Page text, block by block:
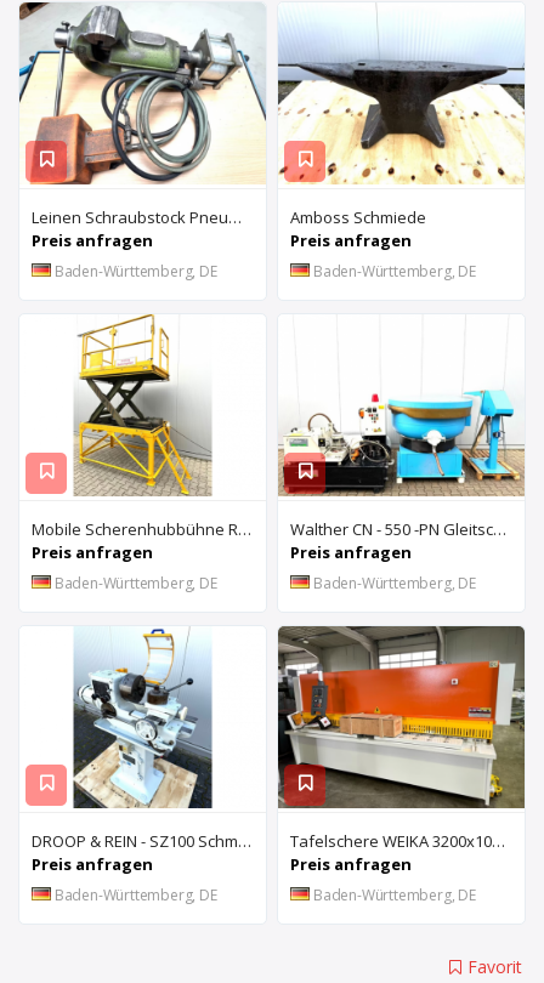
Leinen Schraubstock Pneumatisch
Preis anfragen
Baden-Württemberg, DE
Amboss Schmiede
Preis anfragen
Baden-Württemberg, DE
Mobile Scherenhubbühne Rothe Benkmann
Preis anfragen
Baden-Württemberg, DE
Walther CN - 550 -PN Gleitschleifanlage u. Rösler Z300 Turbo Floc Zentrifuge
Preis anfragen
Baden-Württemberg, DE
DROOP & REIN - SZ100 Schmiernutenziehmaschine
Preis anfragen
Baden-Württemberg, DE
Tafelschere WEIKA 3200x10mm
Preis anfragen
Baden-Württemberg, DE
Favorit